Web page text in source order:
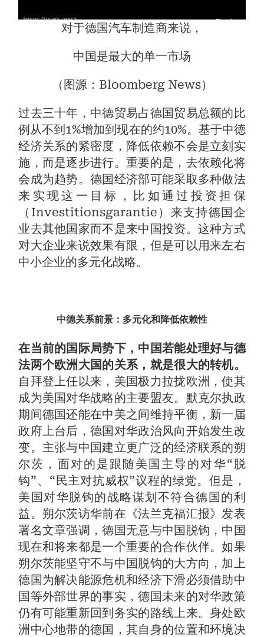
对于德国汽车制造商来说，
中国是最大的单一市场
（图源：Bloomberg News）
过去三十年，中德贸易占德国贸易总额的比
例从不到1%增加到现在的约10%。基于中德
经济关系的紧密度，降低依赖不会是立刻实
施，而是逐步进行。重要的是，去依赖化将
会成为趋势。德国经济部可能采取多种做法
来实现这一目标，比如通过投资担保
（Investitionsgarantie）来支持德国企
业去其他国家而不是来中国投资。这种方式
对大企业来说效果有限，但是可以用来左右
中小企业的多元化战略。
中德关系前景：多元化和降低依赖性
在当前的国际局势下，中国若能处理好与德
法两个欧洲大国的关系，就是很大的转机。
自拜登上任以来，美国极力拉拢欧洲，使其
成为美国对华战略的主要盟友。默克尔执政
期间德国还能在中美之间维持平衡，新一届
政府上台后，德国对华政治风向开始发生改
变。主张与中国建立更广泛的经济联系的朔
尔茨，面对的是跟随美国主导的对华“脱
钩”、“民主对抗威权”议程的绿党。但是，
美国对华脱钩的战略谋划不符合德国的利
益。朔尔茨访华前在《法兰克福汇报》发表
署名文章强调，德国无意与中国脱钩，中国
现在和将来都是一个重要的合作伙伴。如果
朔尔茨能坚守不与中国脱钩的大方向，加上
德国为解决能源危机和经济下滑必须借助中
国等外部世界的事实，德国未来的对华政策
仍有可能重新回到务实的路线上来。身处欧
洲中心地带的德国，其自身的位置和环境决